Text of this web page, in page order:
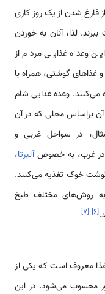
فارغ شدن از یک روز کاری
لذا، آنان به خوردن
وعده غذایی مردم از
غذاهای گوشتی، همراه با
می‌کنند. وعده غذایی شام
آن براساس محلی که در آن
در سواحل غربی و
‌در غرب، به خصوصآلبرتا،
گوشت خوک تغذیه می‌کنند.
به روش‌های مختلف طبخ
[۶]
[۷]
معروف است که یکی از
محسوب می‌شود. در این